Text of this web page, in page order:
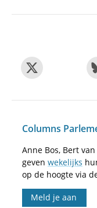
Columns
Anne Bos, Bert
geven wekelijks
op de hoogte via
Meld je aan